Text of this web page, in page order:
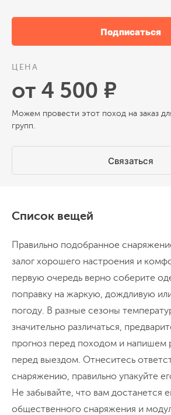
Подписаться
ЦЕНА
от 4 500 ₽
Можем провести этот поход на заказ
групп.
Связаться
Список вещей
Правильно подобранное
залог хорошего настроения и
первую очередь верно соберите
поправку на жаркую, дождливую
погоду. В разные сезоны
значительно различаться,
прогноз перед походом и напишем
перед выездом. Отнеситесь
снаряжению, правильно упакуйте
Не забывайте, что вам достанется
общественного снаряжения и